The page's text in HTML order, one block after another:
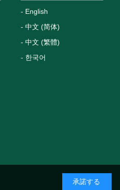
English
中文 (简体)
中文 (繁體)
한국어
承諾する